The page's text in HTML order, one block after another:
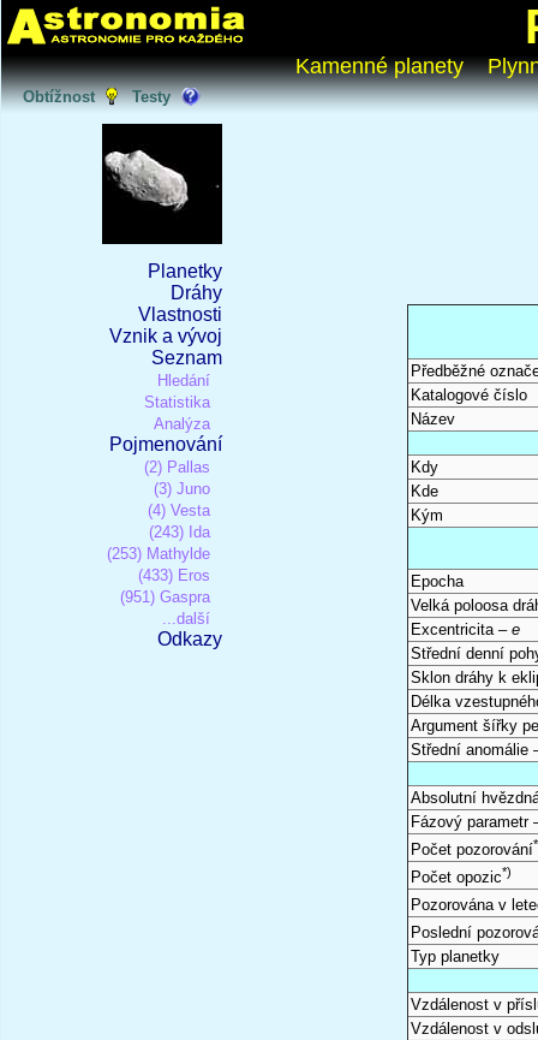
Kamenné planety
Obtížnost Testy
Planetky
Dráhy
Vlastnosti
Vznik a vývoj
Seznam
Hledání
Statistika
Analýza
Pojmenování
(2) Pallas
(3) Juno
(4) Vesta
(243) Ida
(253) Mathylde
(433) Eros
(951) Gaspra
...další
Odkazy
Předběžné
Katalogové číslo
Název
Kdy
Kde
Kým
Epocha
Velká poloosa
Excentricita –e
Střední denní
Sklon dráhy k
Délka
Argument šířky
Střední anomálie
Absolutní
Fázový parametr
Počet pozorování
Počet opozic*)
Pozorována v
Poslední
Typ planetky
Vzdálenost v
Vzdálenost v